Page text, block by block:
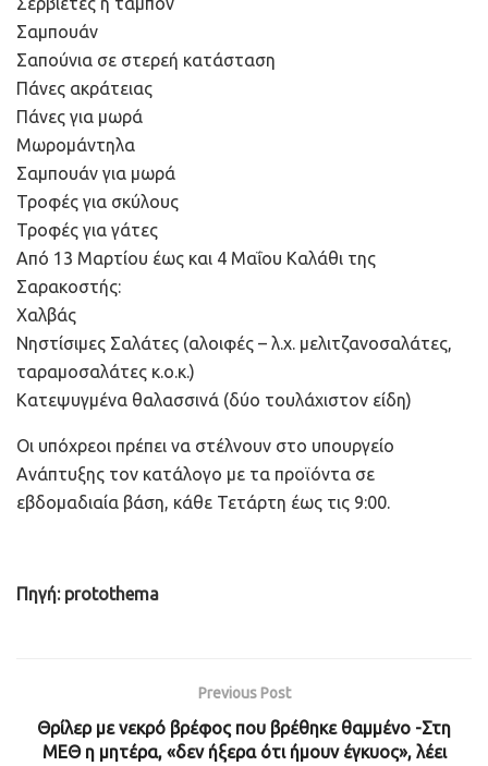
Σαμπουάν
Σαπούνια σε στερεή κατάσταση
Πάνες ακράτειας
Πάνες για μωρά
Μωρομάντηλα
Σαμπουάν για μωρά
Τροφές για σκύλους
Τροφές για γάτες
Από 13 Μαρτίου έως και 4 Μαΐου Καλάθι της
Σαρακοστής:
Χαλβάς
Νηστίσιμες Σαλάτες (αλοιφές – λ.χ. μελιτζανοσαλάτες,
ταραμοσαλάτες κ.ο.κ.)
Κατεψυγμένα θαλασσινά (δύο τουλάχιστον είδη)
Οι υπόχρεοι πρέπει να στέλνουν στο υπουργείο
Ανάπτυξης τον κατάλογο με τα προϊόντα σε
εβδομαδιαία βάση, κάθε Τετάρτη έως τις 9:00.
Πηγή: protothema
Previous Post
Θρίλερ με νεκρό βρέφος που βρέθηκε θαμμένο -Στη
ΜΕΘ η μητέρα, «δεν ήξερα ότι ήμουν έγκυος», λέει